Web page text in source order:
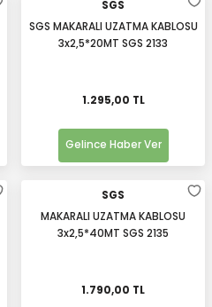
SGS
SGS MAKARALI UZATMA KABLOSU
3x2,5*20MT SGS 2133
1.295,00 TL
Gelince Haber Ver
SGS
MAKARALI UZATMA KABLOSU
3x2,5*40MT SGS 2135
1.790,00 TL